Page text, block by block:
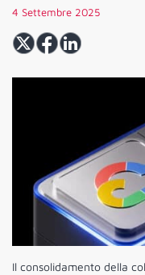
4 Settembre 2025
Il consolidamento della